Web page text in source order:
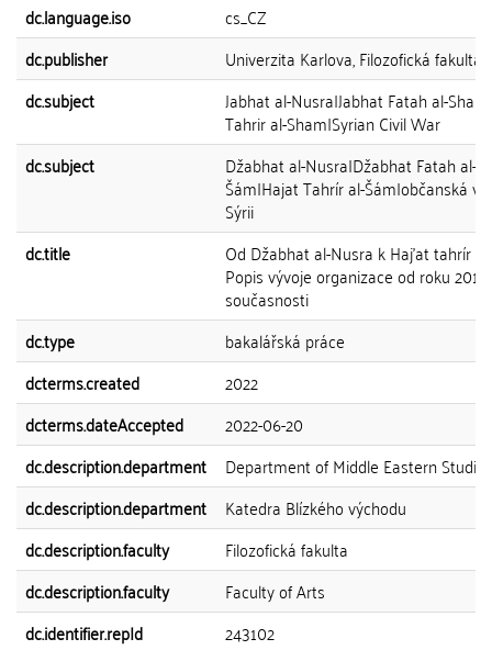
dc.language.iso
cs_CZ
dc.publisher
Univerzita Karlova, Filozofická fakulta
dc.subject
Jabhat al-Nusra|Jabhat Fatah al-
Tahrir al-Sham|Syrian Civil War
dc.subject
Džabhat al-Nusra|Džabhat Fatah al-
Šám|Hajat Tahrír al-Šám|občanská
Sýrii
dc.title
Od Džabhat al-Nusra k Haj'at tahrír
Popis vývoje organizace od roku
současnosti
dc.type
bakalářská práce
dcterms.created
2022
dcterms.dateAccepted
2022-06-20
dc.description.department
Department of Middle Eastern Studies
dc.description.department
Katedra Blízkého východu
dc.description.faculty
Filozofická fakulta
dc.description.faculty
Faculty of Arts
dc.identifier.repId
243102